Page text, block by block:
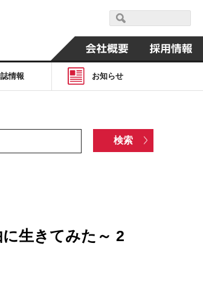
情報 お知らせ
生きてみた～ 2